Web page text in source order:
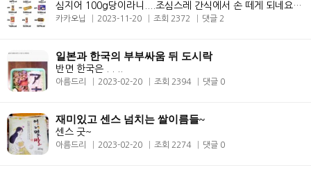
심지어 100g당이라니....조심스레 간식에서 손 떼게 되네요 ㅋㅋㅋㅋ
카카오닙 2023-11-20 조회 2372 댓글 2
일본과 한국의 부부싸움 뒤 도시락
반면 한국은 . . ..
아름드리 2023-02-20 조회 2394 댓글 0
재미있고 센스 넘치는 쌀이름들~
센스 굿~
아름드리 2023-02-20 조회 2274 댓글 0